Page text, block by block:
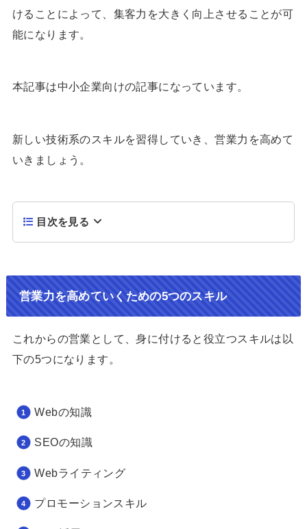
けることによって、集客力を大きく向上させることが可
能になります。
本記事は中小企業向けの記事になっています。
新しい技術系のスキルを習得していき、営業力を高めて
いきましょう。
目次を見る
営業力を高めていくための5つのスキル
これからの営業として、身に付けると役立つスキルは以
下の5つになります。
Webの知識
SEOの知識
Webライティング
プロモーションスキル